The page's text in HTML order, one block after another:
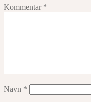
Kommentar *
Navn *